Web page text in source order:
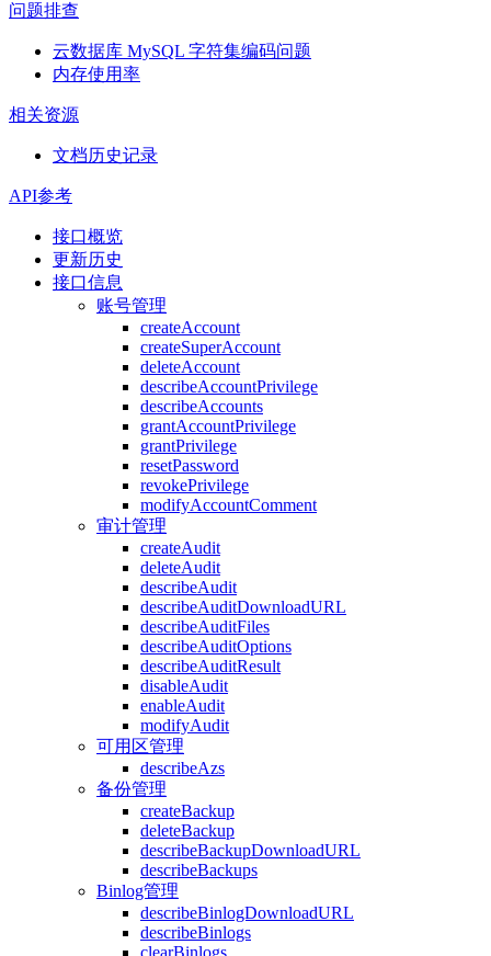
问题排查
云数据库 MySQL 字符集编码问题
内存使用率
相关资源
文档历史记录
API参考
接口概览
更新历史
接口信息
账号管理
createAccount
createSuperAccount
deleteAccount
describeAccountPrivilege
describeAccounts
grantAccountPrivilege
grantPrivilege
resetPassword
revokePrivilege
modifyAccountComment
审计管理
createAudit
deleteAudit
describeAudit
describeAuditDownloadURL
describeAuditFiles
describeAuditOptions
describeAuditResult
disableAudit
enableAudit
modifyAudit
可用区管理
describeAzs
备份管理
createBackup
deleteBackup
describeBackupDownloadURL
describeBackups
Binlog管理
describeBinlogDownloadURL
describeBinlogs